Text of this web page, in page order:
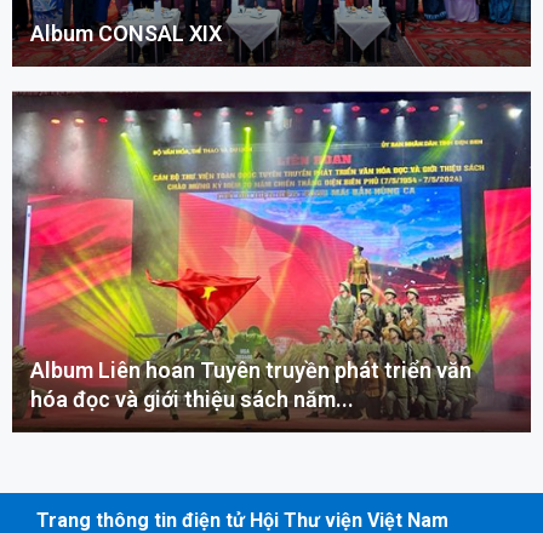
Album CONSAL XIX
Album Liên hoan Tuyên truyền phát triển văn
hóa đọc và giới thiệu sách năm...
Trang thông tin điện tử Hội Thư viện Việt Nam